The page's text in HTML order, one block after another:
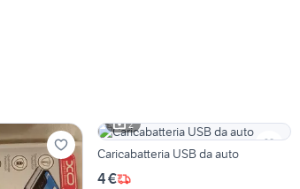
2
Caricabatteria USB da auto
4 €